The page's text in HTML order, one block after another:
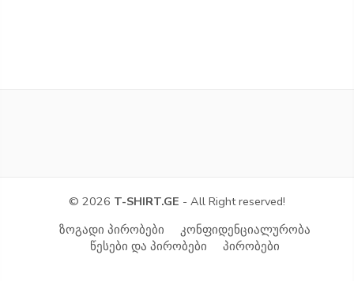
© 2026 T-SHIRT.GE - All Right reserved!
ზოგადი პირობები
კონფიდენციალურობა
წესები და პირობები
პირობები